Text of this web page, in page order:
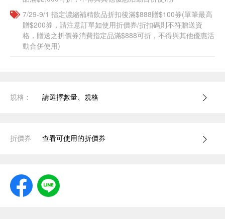
7/29-9/1 指定濃縮補精飲品​折扣後滿$888贈$100券(單筆最高
贈$200券，請注意訂單如使用折價券/折扣碼則不符贈送資
格，贈送之折價券消費指定品滿$888可折，不得與其他優惠活
動合併使用)
規格： 請選擇數量、規格
折價券 查看可使用的折價券